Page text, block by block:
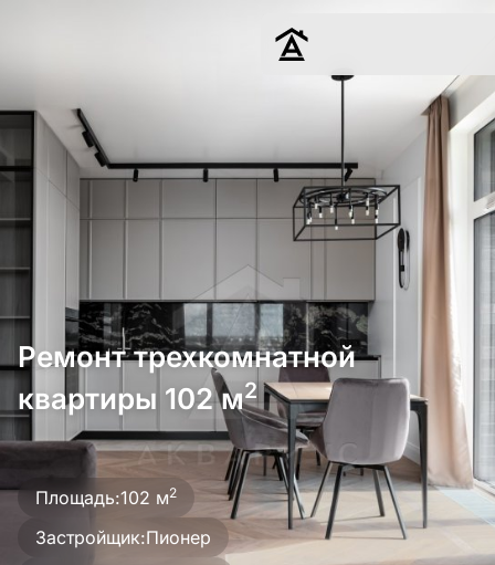
Ремонт
Цены
Наши работы
Контакты
г. Москва
8 (495) 109-
22-59
Обсудить
проект
Ремонт трехкомнатной
квартиры 102 м2
Площадь:102 м2
Застройщик:Пионер